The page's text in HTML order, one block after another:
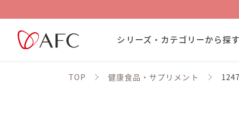
シリーズ・カテゴリーから探す
TOP 健康食品・サプリメント